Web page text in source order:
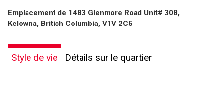
Emplacement de 1483 Glenmore Road Unit# 308,
Kelowna, British Columbia, V1V 2C5
Style de vie Détails sur le quartier